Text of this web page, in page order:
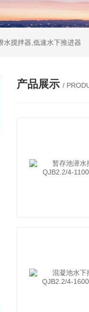
水搅拌器,低速水下推进器
产品展示 /